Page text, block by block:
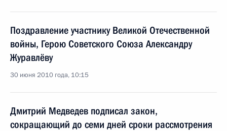
Поздравление участнику Великой Отечественной
войны, Герою Советского Союза Александру
Журавлёву
30 июня 2010 года, 10:15
Дмитрий Медведев подписал закон,
сокращающий до семи дней сроки рассмотрения